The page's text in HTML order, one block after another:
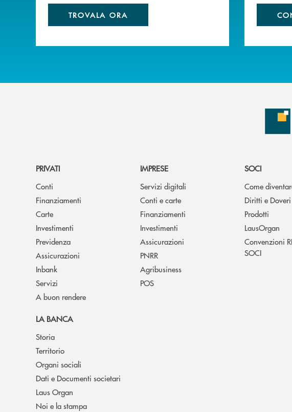
TROVALA ORA
PRIVATI
Conti
Finanziamenti
Carte
Investimenti
Previdenza
Assicurazioni
Inbank
Servizi
A buon rendere
IMPRESE
Servizi digitali
Conti e carte
Finanziamenti
Investimenti
Assicurazioni
PNRR
Agribusiness
POS
SOCI
Come
Diritti e Doveri
Prodotti
LausOrgan
Convenzioni
SOCI
LA BANCA
Storia
Territorio
Organi sociali
Dati e Documenti societari
Laus Organ
Noi e la stampa